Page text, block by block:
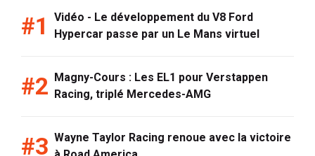
Vidéo - Le développement du V8 Ford
Hypercar passe par un Le Mans virtuel
Magny-Cours : Les EL1 pour Verstappen
Racing, triplé Mercedes-AMG
Wayne Taylor Racing renoue avec la victoire